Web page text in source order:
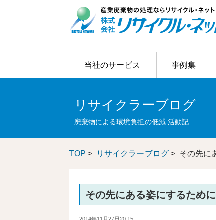
当社のサービス 事例集
主なリサイクル処理の事例
お客様の問題解決
会社情報
リサイクラーブログ
廃棄物による環境負担の低減 活動記
TOP > リサイクラーブログ > その先に
その先にある姿にするため